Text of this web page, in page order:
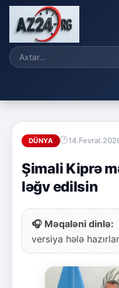
DÜNYA
Şimali Kiprə
ləğv edilsin
🎧 Məqaləni dinlə:
versiya hələ